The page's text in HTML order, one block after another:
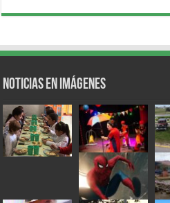
Noticias en Imágenes